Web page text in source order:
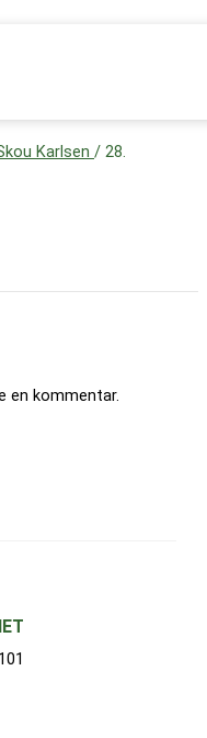
Karlsen / 28.
en kommentar.